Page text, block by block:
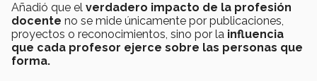
Añadió que el verdadero impacto de la profesión
docente no se mide únicamente por publicaciones,
proyectos o reconocimientos, sino por la influencia
que cada profesor ejerce sobre las personas que
forma.